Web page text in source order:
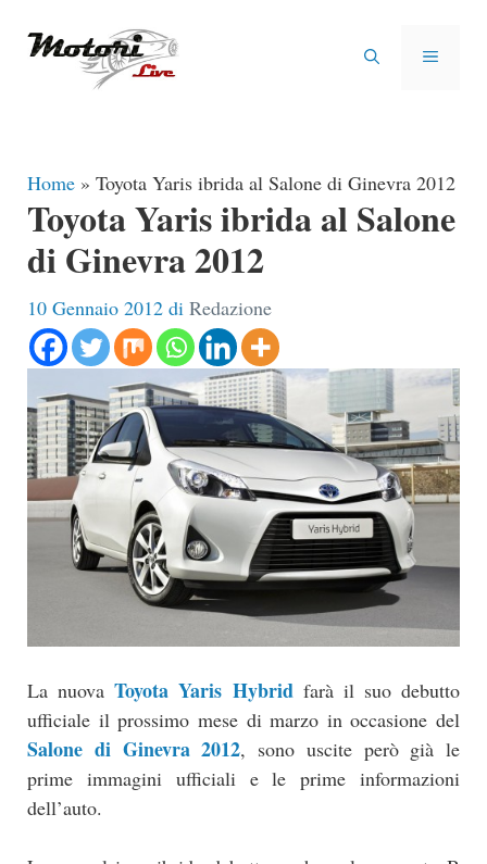
MENU
Home » Toyota Yaris ibrida al Salone di Ginevra 2012
Toyota Yaris ibrida al Salone
di Ginevra 2012
10 Gennaio 2012 di Redazione
La nuovaToyota Yaris Hybridfarà il suo debutto
ufficiale il prossimo mese di marzo in occasione del
Salone di Ginevra 2012, sono uscite però già le
prime immagini ufficiali e le prime informazioni
dell’auto.